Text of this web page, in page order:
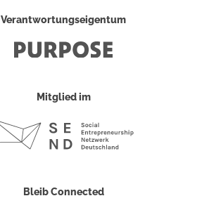
Verantwortungseigentum
Mitglied im
Bleib Connected